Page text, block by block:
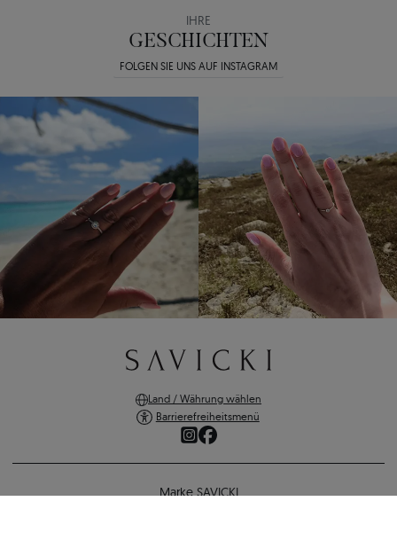
IHRE
GESCHICHTEN
FOLGEN SIE UNS AUF INSTAGRAM
Land / Währung wählen
Barrierefreiheitsmenü
Marke SAVICKI